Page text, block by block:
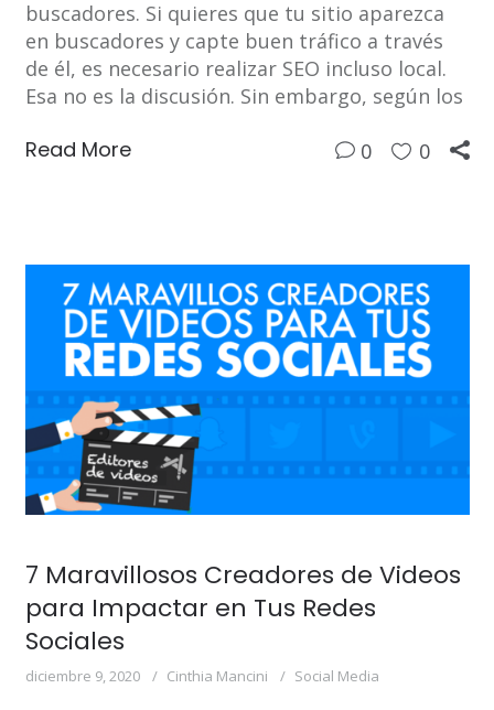
buscadores. Si quieres que tu sitio aparezca
en buscadores y capte buen tráfico a través
de él, es necesario realizar SEO incluso local.
Esa no es la discusión. Sin embargo, según los
Read More 0 0
7 Maravillosos Creadores de Videos
para Impactar en Tus Redes
Sociales
diciembre 9, 2020 Cinthia Mancini Social Media